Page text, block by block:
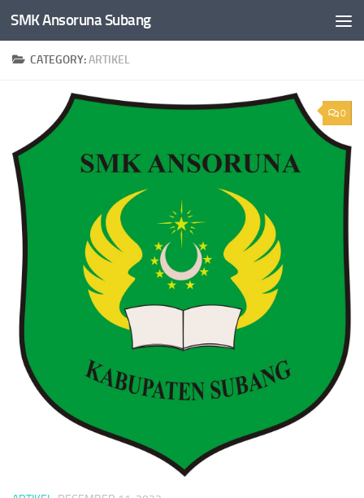
Skip to content
SMK Ansoruna Subang
CATEGORY:ARTIKEL
0